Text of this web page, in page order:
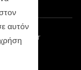
αυτόν